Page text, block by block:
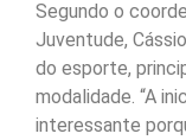
Segundo o
Juventude,
do esporte,
modalidade. “A
interessante